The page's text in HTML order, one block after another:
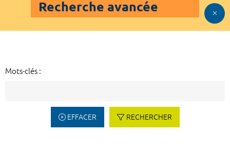
Recherche avancée
Mots-clés :
EFFACER RECHERCHER